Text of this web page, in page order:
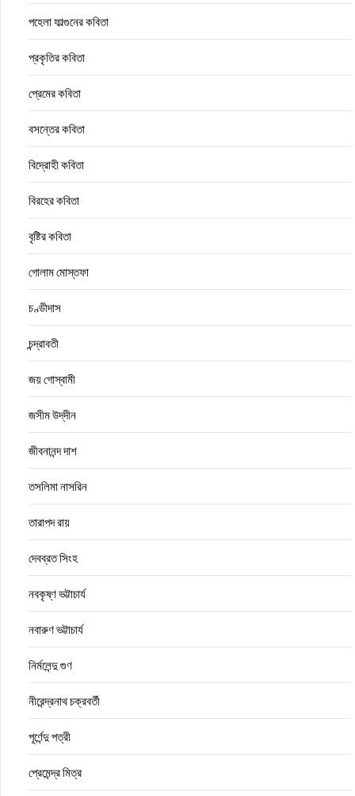
পহেলা ফাল্গুনের কবিতা
প্রকৃতির কবিতা
প্রেমের কবিতা
বসন্তের কবিতা
বিদ্রোহী কবিতা
বিরহের কবিতা
বৃষ্টির কবিতা
গোলাম মোস্তফা
চণ্ডীদাস
চন্দ্রাবতী
জয় গোস্বামী
জসীম উদ্‌দীন
জীবনানন্দ দাশ
তসলিমা নাসরিন
তারাপদ রায়
দেবব্রত সিংহ
নবকৃষ্ণ ভট্টাচার্য
নবারুণ ভট্টাচার্য
নির্মলেন্দু গুণ
নীরেন্দ্রনাথ চক্রবর্তী
পূর্ণেন্দু পত্রী
প্রেমেন্দ্র মিত্র